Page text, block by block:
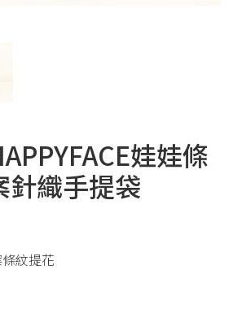
娃娃條
針織手提袋
條紋提花